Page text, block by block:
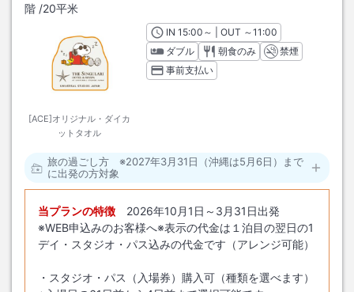
階 /20平米
[ACE]オリジナル・ダイカ
ットタオル
INチェックイン
15:00 ～ | OUT チェックアウト
～11:00
ダブル
朝食のみ
禁煙
事前支払い
旅の過ごし方 ※2027年3月31日（沖縄は5月6日）まで
に出発の方対象
当プランの特徴 2026年10月1日～3月31日出発
※WEB申込みのお客様へ※表示の代金は１泊目の翌日の1
デイ・スタジオ・パス込みの代金です（アレンジ可能）
・スタジオ・パス（入場券）購入可（種類を選べます）